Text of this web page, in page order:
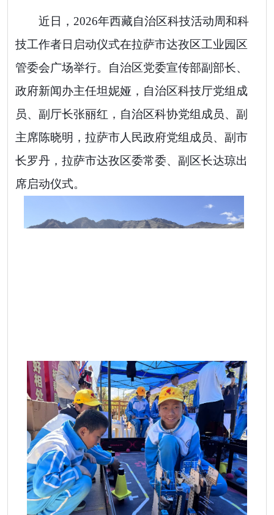
近日， 2026年西藏自治区科技活动周和科
技工作者日启动仪式在拉萨市达孜区工业园区
管委会广场举行。自治区党委宣传部副部长、
政府新闻办主任坦妮娅，自治区科技厅党组成
员、副厅长张丽红，自治区科协党组成员、副
主席陈晓明，拉萨市人民政府党组成员、副市
长罗丹，拉萨市达孜区委常委、副区长达琼出
席启动仪式。